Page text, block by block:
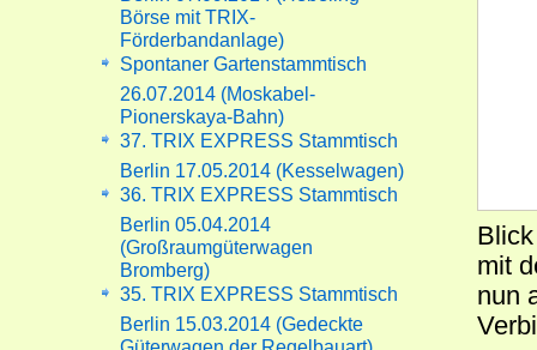
mit
nun
Börse mit TRIX-
Förderbandanlage)
Spontaner Gartenstammtisch
26.07.2014 (Moskabel-
Pionerskaya-Bahn)
37. TRIX EXPRESS Stammtisch
Berlin 17.05.2014 (Kesselwagen)
36. TRIX EXPRESS Stammtisch
Berlin 05.04.2014
(Großraumgüterwagen
Bromberg)
35. TRIX EXPRESS Stammtisch
Berlin 15.03.2014 (Gedeckte
Güterwagen der Regelbauart)